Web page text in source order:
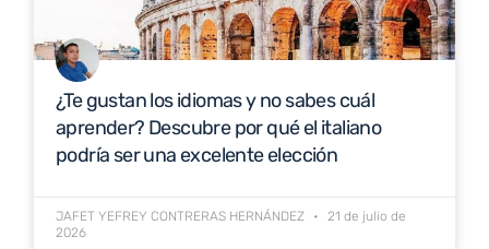
¿Te gustan los idiomas y no sabes cuál
aprender? Descubre por qué el italiano
podría ser una excelente elección
JAFET YEFREY CONTRERAS HERNÁNDEZ
21 de julio de
2026